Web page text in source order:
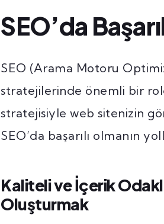
SEO’da
SEO (Arama Motoru
stratejilerinde önemli bir
stratejisiyle web sitenizin
SEO’da başarılı olmanın
Kaliteli ve İçerik
Oluşturmak